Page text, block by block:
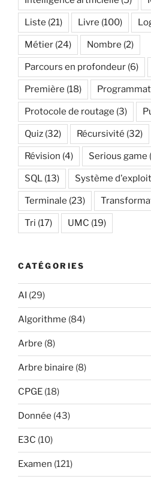
Liste (21) Livre (100)
Métier (24) Nombre (2)
Parcours en profondeur (6)
Première (18)
Protocole de routage (3)
Quiz (32) Récursivité (32)
Révision (4) Serious game
SQL (13) Système
Terminale (23)
Tri (17) UMC (19)
CATÉGORIES
AI (29)
Algorithme (84)
Arbre (8)
Arbre binaire (8)
CPGE (18)
Donnée (43)
E3C (10)
Examen (121)